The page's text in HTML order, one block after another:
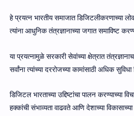
हे प्रयत्न भारतीय समाजात डिजिटलीकरणाच्या
त्यांना आधुनिक तंत्रज्ञानाच्या जगात समाविष्ट
या प्रयत्नामुळे सरकारी सेवांच्या क्षेत्रात
सर्वांना त्यांच्या दररोजच्या कामांसाठी अधिक
डिजिटल भारताच्या उद्दिष्टांचा पालन करण्याच्या
हक्कांची संभाव्यता वाढवते आणि देशाच्या विकासाच्या